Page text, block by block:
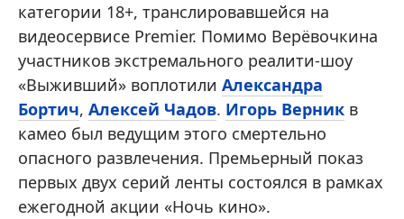
категории 18+, транслировавшейся на
видеосервисе Premier. Помимо Верёвочкина
участников экстремального реалити-шоу
«Выживший» воплотили Александра
Бортич, Алексей Чадов. Игорь Верник в
камео был ведущим этого смертельно
опасного развлечения. Премьерный показ
первых двух серий ленты состоялся в рамках
ежегодной акции «Ночь кино».